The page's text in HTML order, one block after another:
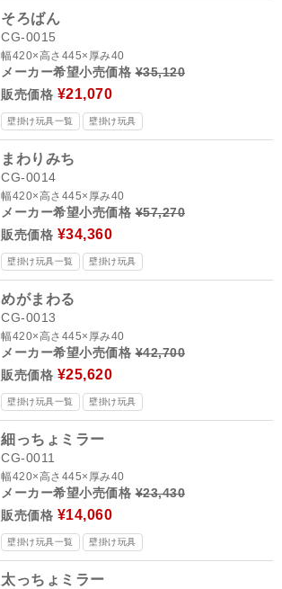
そろばん
CG-0015
幅420×高さ445×厚み40
メーカー希望小売価格¥35,120
販売価格 ¥21,070
壁掛け玩具一覧 壁掛け玩具
まわりみち
CG-0014
幅420×高さ445×厚み40
メーカー希望小売価格¥57,270
販売価格 ¥34,360
壁掛け玩具一覧 壁掛け玩具
めがまわる
CG-0013
幅420×高さ445×厚み40
メーカー希望小売価格¥42,700
販売価格 ¥25,620
壁掛け玩具一覧 壁掛け玩具
細っちょミラー
CG-0011
幅420×高さ445×厚み40
メーカー希望小売価格¥23,430
販売価格 ¥14,060
壁掛け玩具一覧 壁掛け玩具
太っちょミラー